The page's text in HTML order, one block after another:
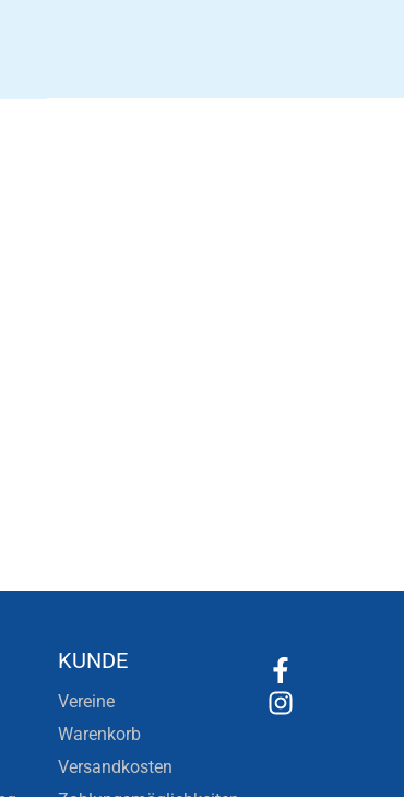
KUNDE
Vereine
Warenkorb
Versandkosten